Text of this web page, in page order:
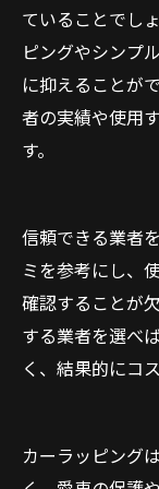
ていることでし
ピングやシンプ
に抑えることが
者の実績や使用
す。
信頼できる業者
ミを参考にし、
確認することが
する業者を選べ
く、結果的にコ
カーラッピング